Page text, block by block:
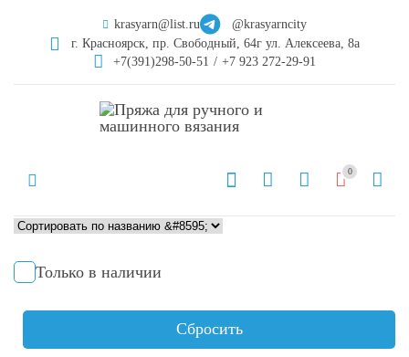
krasyarn@list.ru
@krasyarncity
г. Красноярск, пр. Свободный, 64г ул. Алексеева, 8а
+7(391)298-50-51 / +7 923 272-29-91
0
Только в наличии
Сбросить